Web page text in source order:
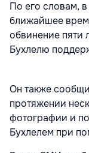
По его словам,
ближайшее
обвинение пяти
Бухлелю
Он также
протяжении
фотографии и
Бухлелем при